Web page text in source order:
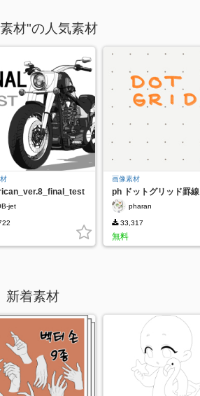
材"の人気素材
jet
画像素材
ph ドットグリッド罫線
pharan
33,317
無料
新着素材